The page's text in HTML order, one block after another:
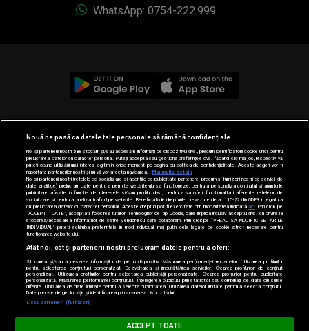
WhatsApp: 0754-222.999
© 2019-2026 DOGAN MEDIA INTERNATIONAL SA, Toate
drepturile rezervate.
Loading... MUSIC NON STOP
Nouă ne pasă ca datele tale personale să rămână confidențiale
Noi și partenerii noștri589stocăm și/sau accesăm informații pe dispozitivul dvs., precum identificatorii cookie unici pentru
prelucrarea datelor cu caracter personal. Puteți accepta sau gestiona preferințele dvs. făcând clic mai jos, respectiv vă
puteți opune utilizării unui interes legitim în orice moment pe pagina cu politica de confidențialitate. Aceste alegeri vor fi
raportate partenerilor noștri și nu vă vor afecta navigarea.
Mai multe detalii
Noi si partenerii nostri (retelele de socializare si agentiile de publicitate partenere, precum si furnizorii nostri de servicii de
date analitice) prelucram date pentru a permite website-ului sa functioneze, pentru a personaliza continutul si anunturile
publicitare afisate in functie de interesele si/sau profilul dvs., pentru a va oferi functionalitati aferente retelelor de
socializare si pentru a analiza traficul pe website. Beneficiati de drepturile prevazute de art. 15-22 din GDPR in legatura
cu prelucrarea datelor cu caracter personal. Aceste drepturi pot fi exercitate prin modalitatea indicataaici . Prin click pe
“ACCEPT TOATE”, acceptati folosirea tuturor Tehnologiilor de tip Cookie, care implica inclusiv acceptul dvs. cu privire la
stocarea/accesarea informatiilor de catre Vendor-ii cu care colaboram. Prin click pe “VREAU SA MODIFIC SETARILE
INDIVIDUAL” puteti schimba preferintele in mod individual, mai putin cele legate de cookie strict necesare pentru
functionarea website-ului.
Atât noi, cât și partenerii noștri prelucrăm datele pentru a oferi:
Stocarea și/sau accesarea informațiilor de pe un dispozitiv. Măsurarea performanței reclamelor. Utilizarea profilurilor
pentru selectarea conținutului personalizat. Dezvoltarea și îmbunătățirea serviciilor. Crearea profilurilor de conținut
personalizat. Utilizarea profilurilor pentru selectarea publicității personalizate. Crearea profilurilor pentru publicitate
personalizată. Măsurarea performanței conținutului. Înțelegerea publicului prin statistici sau combinații de date din surse
diferite. Utilizarea de date limitate pentru a selecta publicitatea. Utilizarea datelor limitate pentru a selecta conținutul.
Date precise de geolocație și identificarea prin scanarea dispozitivului.
Listă parteneri (furnizori)
ACCEPT TOATE